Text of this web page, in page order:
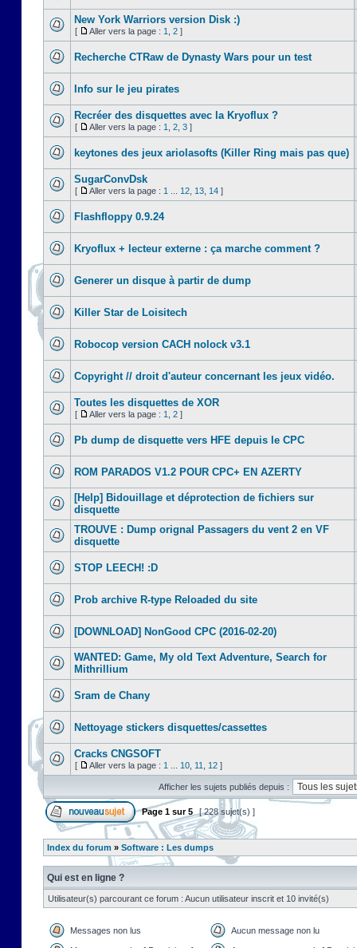
New York Warriors version Disk :)
[ Aller vers la page : 1 2 ]
Recherche CTRaw de Dynasty Wars pour un test
Info sur le jeu pirates
Recréer des disquettes avec la Kryoflux ?
[ Aller vers la page : 1 2 3 ]
keytones des jeux ariolasofts (Killer Ring mais pas que)
SugarConvDsk
[ Aller vers la page : 1 12 13 14 ]
Flashfloppy 0.9.24
Kryoflux + lecteur externe : ça marche comment ?
Generer un disque à partir de dump
Killer Star de Loisitech
Robocop version CACH nolock v3.1
Copyright // droit d'auteur concernant les jeux vidéo.
Toutes les disquettes de XOR
[ Aller vers la page : 1 2 ]
Pb dump de disquette vers HFE depuis le CPC
ROM PARADOS V1.2 POUR CPC+ EN AZERTY
[Help] Bidouillage et déprotection de fichiers sur
disquette
TROUVE : Dump orignal Passagers du vent 2 en VF
disquette
STOP LEECH! :D
Prob archive R-type Reloaded du site
[DOWNLOAD] NonGood CPC (2016-02-20)
WANTED: Game, My old Text Adventure, Search for
Mithrillium
Sram de Chany
Nettoyage stickers disquettes/cassettes
Cracks CNGSOFT
[ Aller vers la page : 1 10 11 12 ]
Afficher les sujets publiés depuis :
Page 1 sur5 [ 228 sujet(s) ]
Index du forum » Software : Les dumps
Qui est en ligne ?
Utilisateur(s) parcourant ce forum : Aucun utilisateur inscrit et 10 invité(s)
Messages non lus Aucun message non lu